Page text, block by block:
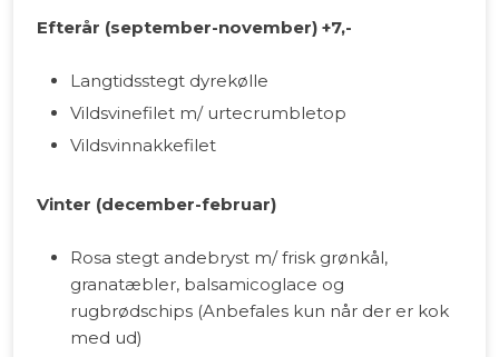
Efterår (september-november) +7,-
Langtidsstegt dyrekølle
Vildsvinefilet m/ urtecrumbletop
Vildsvinnakkefilet
Vinter (december-februar)
Rosa stegt andebryst m/ frisk grønkål,
granatæbler, balsamicoglace og
rugbrødschips (Anbefales kun når der er kok
med ud)